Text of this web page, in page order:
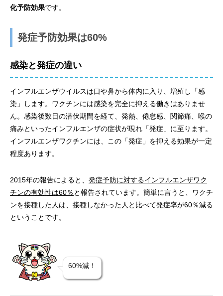
化予防効果です。
発症予防効果は60%
感染と発症の違い
インフルエンザウイルスは口や鼻から体内に入り、増殖し「感
染」します。ワクチンには感染を完全に抑える働きはありませ
ん。感染後数日の潜伏期間を経て、発熱、倦怠感、関節痛、喉の
痛みといったインフルエンザの症状が現れ「発症」に至ります。
インフルエンザワクチンには、この「発症」を抑える効果が一定
程度あります。
2015年の報告によると、 発症予防に対するインフルエンザワク
チンの有効性は60％ と報告されています。簡単に言うと、ワクチ
ンを接種した人は、接種しなかった人と比べて発症率が60％減る
ということです。
60%減！